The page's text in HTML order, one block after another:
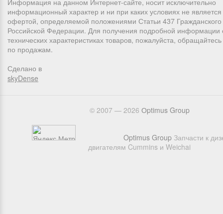
Информация на данном Интернет-сайте, носит исключительно
информационный характер и ни при каких условиях не
офертой, определяемой положениями Статьи 437 Гражданского
Российской Федерации. Для получения подробной информации
технических характеристиках товаров, пожалуйста,
по продажам.
Сделано в
skyDense
© 2007 — 2026 Оptimus Group
Optimus Group Запчасти к
двигателям Cummins и Weichai